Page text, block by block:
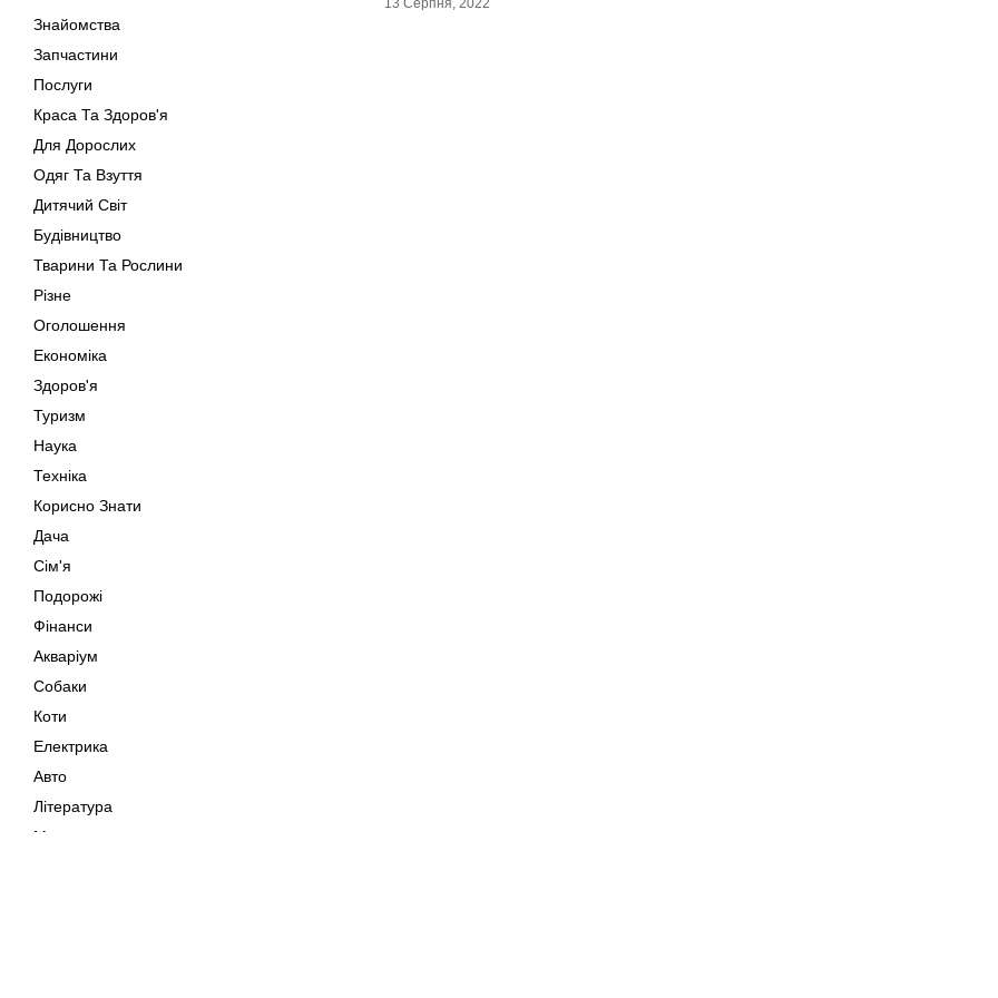
Знайомства
Запчастини
Послуги
Краса Та Здоров'я
Для Дорослих
Одяг Та Взуття
Дитячий Світ
Будівництво
Тварини Та Рослини
Різне
Оголошення
Економіка
Здоров'я
Туризм
Наука
Техніка
Корисно Знати
Дача
Сім'я
Подорожі
Фінанси
Акваріум
Собаки
Коти
Електрика
Авто
Література
Музика
13 Серпня, 2022